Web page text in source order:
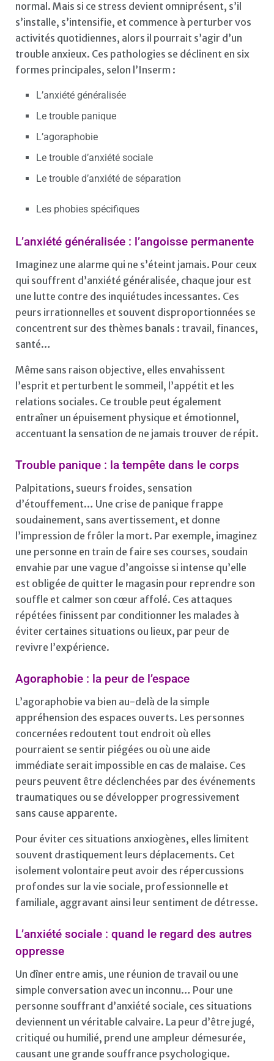
normal. Mais si ce stress devient omniprésent, s’il
s’installe, s’intensifie, et commence à perturber vos
activités quotidiennes, alors il pourrait s’agir d’un
trouble anxieux. Ces pathologies se déclinent en six
formes principales, selon l’Inserm :
L’anxiété généralisée
Le trouble panique
L’agoraphobie
Le trouble d’anxiété sociale
Le trouble d’anxiété de séparation
Les phobies spécifiques
L’anxiété généralisée : l’angoisse permanente
Imaginez une alarme qui ne s’éteint jamais. Pour ceux
qui souffrent d’anxiété généralisée, chaque jour est
une lutte contre des inquiétudes incessantes. Ces
peurs irrationnelles et souvent disproportionnées se
concentrent sur des thèmes banals : travail, finances,
santé…
Même sans raison objective, elles envahissent
l’esprit et perturbent le sommeil, l’appétit et les
relations sociales. Ce trouble peut également
entraîner un épuisement physique et émotionnel,
accentuant la sensation de ne jamais trouver de répit.
Trouble panique : la tempête dans le corps
Palpitations, sueurs froides, sensation
d’étouffement… Une crise de panique frappe
soudainement, sans avertissement, et donne
l’impression de frôler la mort. Par exemple, imaginez
une personne en train de faire ses courses, soudain
envahie par une vague d’angoisse si intense qu’elle
est obligée de quitter le magasin pour reprendre son
souffle et calmer son cœur affolé. Ces attaques
répétées finissent par conditionner les malades à
éviter certaines situations ou lieux, par peur de
revivre l’expérience.
Agoraphobie : la peur de l’espace
L’agoraphobie va bien au-delà de la simple
appréhension des espaces ouverts. Les personnes
concernées redoutent tout endroit où elles
pourraient se sentir piégées ou où une aide
immédiate serait impossible en cas de malaise. Ces
peurs peuvent être déclenchées par des événements
traumatiques ou se développer progressivement
sans cause apparente.
Pour éviter ces situations anxiogènes, elles limitent
souvent drastiquement leurs déplacements. Cet
isolement volontaire peut avoir des répercussions
profondes sur la vie sociale, professionnelle et
familiale, aggravant ainsi leur sentiment de détresse.
L’anxiété sociale : quand le regard des autres
oppresse
Un dîner entre amis, une réunion de travail ou une
simple conversation avec un inconnu… Pour une
personne souffrant d’anxiété sociale, ces situations
deviennent un véritable calvaire. La peur d’être jugé,
critiqué ou humilié, prend une ampleur démesurée,
causant une grande souffrance psychologique.